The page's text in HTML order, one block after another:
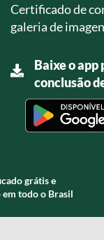
Certificado de
galeria de
Baixe o app
conclusão
grátis e
todo o Brasil